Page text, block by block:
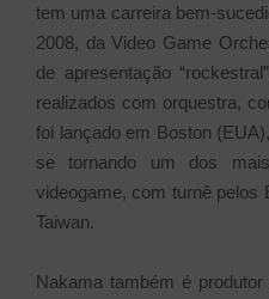
tem uma carreira bem-
2008, da Video Game
de apresentação
realizados com orquestra,
foi lançado em Boston
se tornando um dos
videogame, com turnê pelos
Taiwan.
Nakama também é